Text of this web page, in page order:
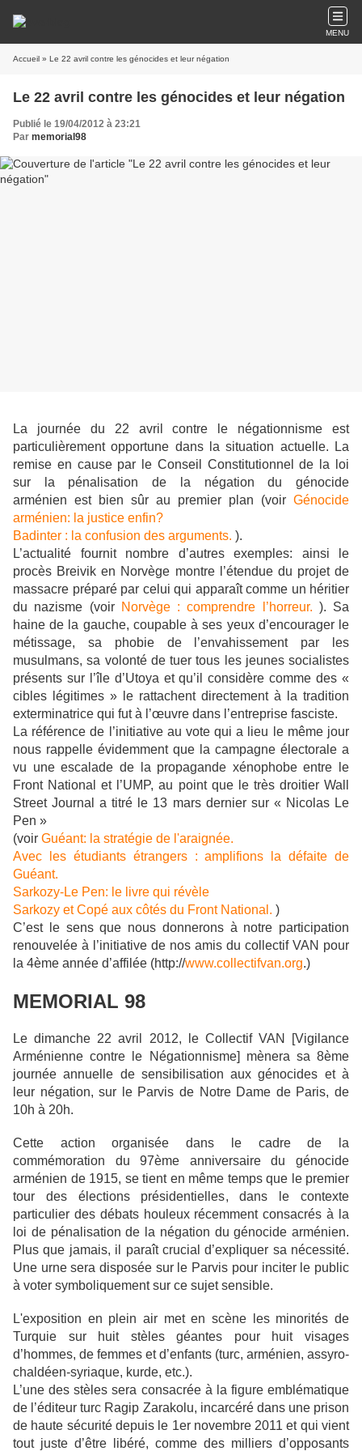
MENU
Accueil » Le 22 avril contre les génocides et leur négation
Le 22 avril contre les génocides et leur négation
Publié le 19/04/2012 à 23:21
Par memorial98
La journée du 22 avril contre le négationnisme est
particulièrement opportune dans la situation actuelle. La
remise en cause par le Conseil Constitutionnel de la loi
sur la pénalisation de la négation du génocide
arménien est bien sûr au premier plan (voir Génocide
arménien: la justice enfin?
Badinter : la confusion des arguments. ).
L’actualité fournit nombre d’autres exemples: ainsi le
procès Breivik en Norvège montre l’étendue du projet de
massacre préparé par celui qui apparaît comme un héritier
du nazisme (voir Norvège : comprendre l’horreur. ). Sa
haine de la gauche, coupable à ses yeux d’encourager le
métissage, sa phobie de l’envahissement par les
musulmans, sa volonté de tuer tous les jeunes socialistes
présents sur l’île d’Utoya et qu’il considère comme des «
cibles légitimes » le rattachent directement à la tradition
exterminatrice qui fut à l’œuvre dans l’entreprise fasciste.
La référence de l’initiative au vote qui a lieu le même jour
nous rappelle évidemment que la campagne électorale a
vu une escalade de la propagande xénophobe entre le
Front National et l’UMP, au point que le très droitier Wall
Street Journal a titré le 13 mars dernier sur « Nicolas Le
Pen »
(voir Guéant: la stratégie de l'araignée.
Avec les étudiants étrangers : amplifions la défaite de
Guéant.
Sarkozy-Le Pen: le livre qui révèle
Sarkozy et Copé aux côtés du Front National. )
C’est le sens que nous donnerons à notre participation
renouvelée à l’initiative de nos amis du collectif VAN pour
la 4ème année d’affilée (http://www.collectifvan.org.)
MEMORIAL 98
Le dimanche 22 avril 2012, le Collectif VAN [Vigilance
Arménienne contre le Négationnisme] mènera sa 8ème
journée annuelle de sensibilisation aux génocides et à
leur négation, sur le Parvis de Notre Dame de Paris, de
10h à 20h.
Cette action organisée dans le cadre de la
commémoration du 97ème anniversaire du génocide
arménien de 1915, se tient en même temps que le premier
tour des élections présidentielles, dans le contexte
particulier des débats houleux récemment consacrés à la
loi de pénalisation de la négation du génocide arménien.
Plus que jamais, il paraît crucial d’expliquer sa nécessité.
Une urne sera disposée sur le Parvis pour inciter le public
à voter symboliquement sur ce sujet sensible.
L'exposition en plein air met en scène les minorités de
Turquie sur huit stèles géantes pour huit visages
d’hommes, de femmes et d’enfants (turc, arménien, assyro-
chaldéen-syriaque, kurde, etc.).
L’une des stèles sera consacrée à la figure emblématique
de l’éditeur turc Ragip Zarakolu, incarcéré dans une prison
de haute sécurité depuis le 1er novembre 2011 et qui vient
tout juste d’être libéré, comme des milliers d’opposants